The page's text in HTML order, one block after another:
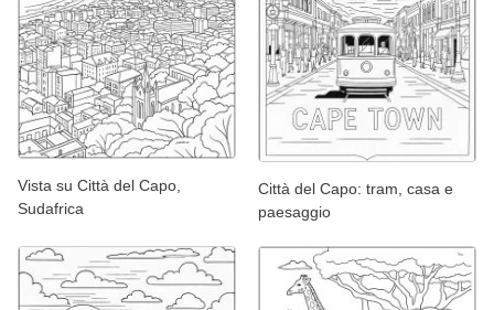
Vista su Città del Capo,
Sudafrica
Città del Capo: tram, casa e
paesaggio